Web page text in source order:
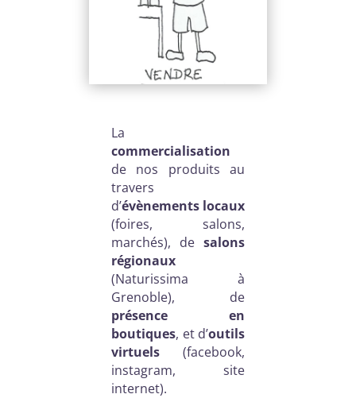
La
commercialisation
de nos produits au
travers
d’évènements locaux
(foires, salons,
marchés), de salons
régionaux
(Naturissima à
Grenoble), de
présence en
boutiques, et d’outils
virtuels (facebook,
instagram, site
internet).